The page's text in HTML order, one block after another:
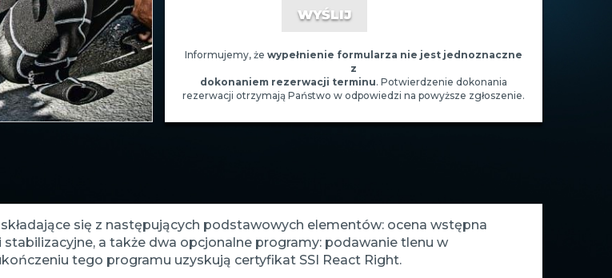
Informujemy, że wypełnienie formularza nie jest jednoznaczne
z
dokonaniem rezerwacji terminu. Potwierdzenie dokonania
rezerwacji otrzymają Państwo w odpowiedzi na powyższe zgłoszenie.
się z następujących podstawowych elementów: ocena wstępna
a także dwa opcjonalne programy: podawanie tlenu w
tego programu uzyskują certyfikat SSI React Right.